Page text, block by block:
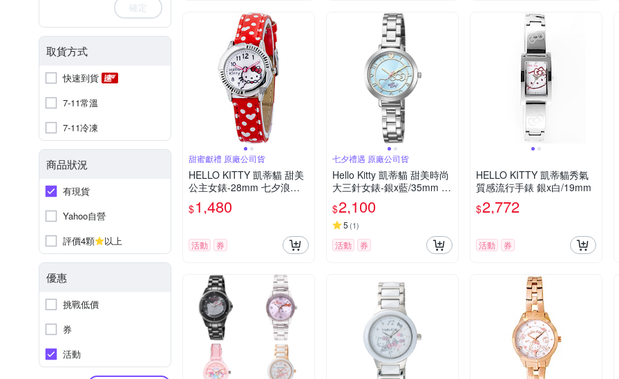
確定
取貨方式
快速到貨
7-11常溫
7-11冷凍
商品狀況
有現貨
Yahoo自營
評價4顆
以上
優惠
挑戰低價
券
活動
甜蜜獻禮 原廠公司貨
HELLO KITTY 凱蒂貓 甜美
公主女錶-28mm 七夕浪漫
購 送禮首選
$1,480
活動 券
七夕禮遇 原廠公司貨
Hello Kitty 凱蒂貓 甜美時尚
大三針女錶-銀x藍/35mm L
K703LWNA 七夕寵愛季 送
禮推薦
$2,100
5 (1)
活動 券
HELLO KITTY 凱蒂貓秀氣
質感流行手錶 銀x白/19mm
$2,772
活動 券